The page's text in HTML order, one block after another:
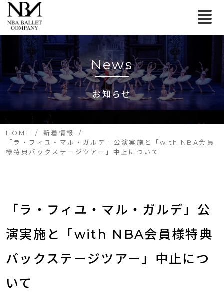
News
お知らせ
HOME
新着情報
「ラ・フィユ・マル・ガルデ」公演実施と「with NBA会員
様特典バックステージツアー」中止について
「ラ・フィユ・マル・ガルデ」公
演実施と「with NBA会員様特典
バックステージツアー」中止につ
いて